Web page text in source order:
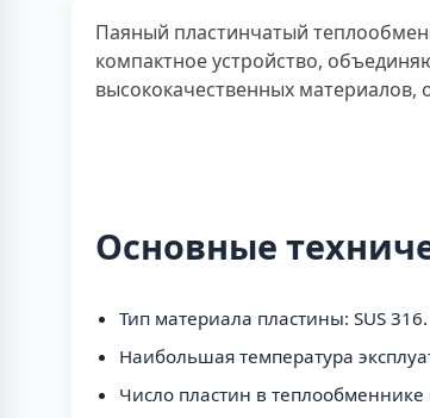
Паяный пластинчатый
компактное устройство,
высококачественных материалов,
Основные
Тип материала пластины: SUS 316.
Наибольшая температура
Число пластин в